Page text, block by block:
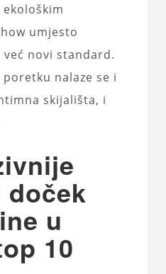
umjesto
novi standard.
nalaze se i
skijališta, i
doček
u
10